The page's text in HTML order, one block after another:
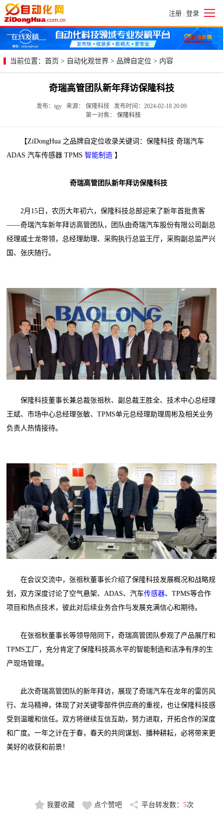
注册 | 登录
当前位置： 首页 > 自动化观世界 > 品牌自定位 > 内容
奇瑞高管团队新年拜访保隆科技
发布：tgy 来源： 保隆科技 发布时间：2024-02-18 20:09
第一对焦： 保隆科技
【ZiDongHua 之品牌自定位收录关键词：保隆科技 奇瑞汽车
ADAS 汽车传感器 TPMS智能制造 】
奇瑞高管团队新年拜访保隆科技
2月15日，农历大年初六，保隆科技总部迎来了新年首批贵客
——奇瑞汽车新年拜访高管团队，团队由奇瑞汽车股份有限公司副总
经理戚士龙带领，总经理助理、采购执行总监王厅，采购副总监严兴
国、张庆随行。
保隆科技董事长兼总裁张祖秋、副总裁王胜全、技术中心总经理
王斌、市场中心总经理张敏、TPMS单元总经理助理周彬及相关业务
负责人热情接待。
在会议交流中，张祖秋董事长介绍了保隆科技发展概况和战略规
划，双方深度讨论了空气悬架、ADAS、汽车传感器、TPMS等合作
项目和热点技术，彼此对后续业务合作与发展充满信心和期待。
在张祖秋董事长等领导陪同下，奇瑞高管团队参观了产品展厅和
TPMS工厂，充分肯定了保隆科技高水平的智能制造和洁净有序的生
产现场管理。
此次奇瑞高管团队的新年拜访，展现了奇瑞汽车在龙年的雷厉风
行、龙马精神，体现了对关键零部件供应商的重视，也让保隆科技感
受到温暖和信任。双方将继续互信互助，努力进取，开拓合作的深度
和广度。一年之计在于春，春天的共同谋划、播种耕耘，必将带来更
美好的收获和前景！
我要收藏 点个赞吧 平台转发数： 5次